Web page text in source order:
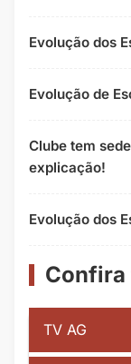
Evolução dos
Evolução de
Clube tem
explicação!
Evolução dos
Confira
TV AG